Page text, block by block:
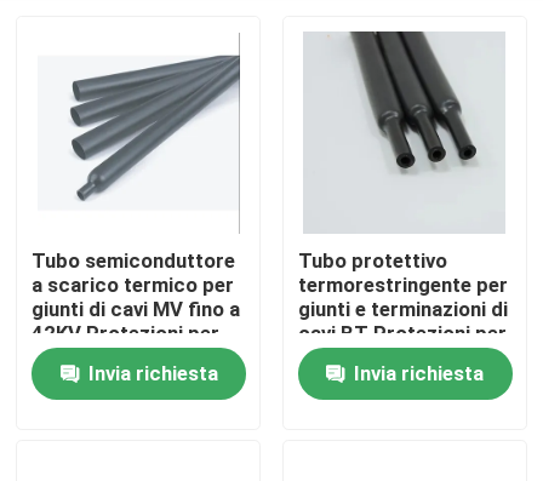
Casa
Prodotti
Tubo semiconduttore
a scarico termico per
giunti di cavi MV fino a
42KV Protezioni per
cavi elettrici
Invia richiesta
Tubo protettivo
termorestringente per
giunti e terminazioni di
cavi BT Protezioni per
cavi elettrici
Invia richiesta